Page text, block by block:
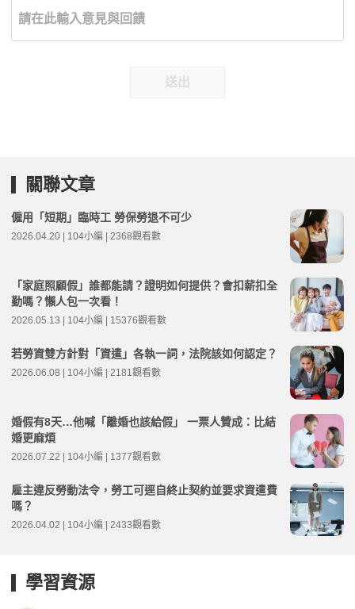
送出
關聯文章
僱用「短期」臨時工 勞保勞退不可少
2026.04.20 | 104小編 | 2368觀看數
「家庭照顧假」誰都能請？證明如何提供？會扣薪扣全
勤嗎？懶人包一次看！
2026.05.13 | 104小編 | 15376觀看數
若勞資雙方針對「資遣」各執一詞，法院該如何認定？
2026.06.08 | 104小編 | 2181觀看數
婚假有8天…他喊「離婚也該給假」 一票人贊成：比結
婚更麻煩
2026.07.22 | 104小編 | 1377觀看數
雇主違反勞動法令，勞工可逕自終止契約並要求資遣費
嗎？
2026.04.02 | 104小編 | 2433觀看數
學習資源